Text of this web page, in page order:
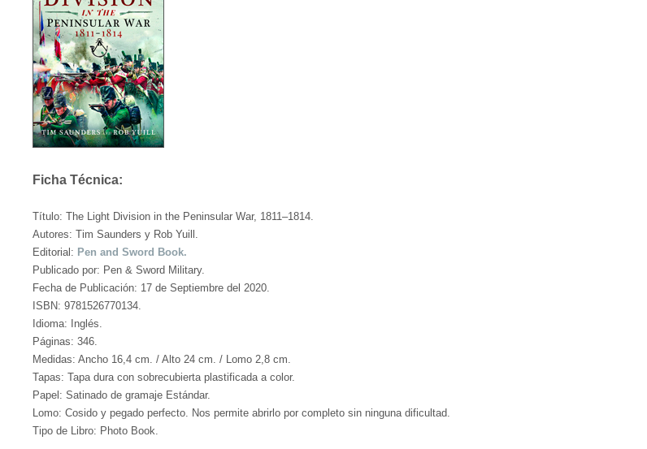
Ficha Técnica:
Título: The Light Division in the Peninsular War, 1811–1814.
Autores: Tim Saunders y Rob Yuill.
Editorial: Pen and Sword Book.
Publicado por: Pen & Sword Military.
Fecha de Publicación: 17 de Septiembre del 2020.
ISBN: 9781526770134.
Idioma: Inglés.
Páginas: 346.
Medidas: Ancho 16,4 cm. / Alto 24 cm. / Lomo 2,8 cm.
Tapas: Tapa dura con sobrecubierta plastificada a color.
Papel: Satinado de gramaje Estándar.
Lomo: Cosido y pegado perfecto. Nos permite abrirlo por completo sin ninguna dificultad.
Tipo de Libro: Photo Book.